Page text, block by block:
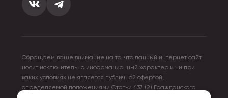
Обращаем ваше внимание на то, что данный интернет сайт
носит исключительно информационный характер и ни при
каких условиях не является публичной офертой,
определяемой положениями Статьи 437 (2) Гражданского